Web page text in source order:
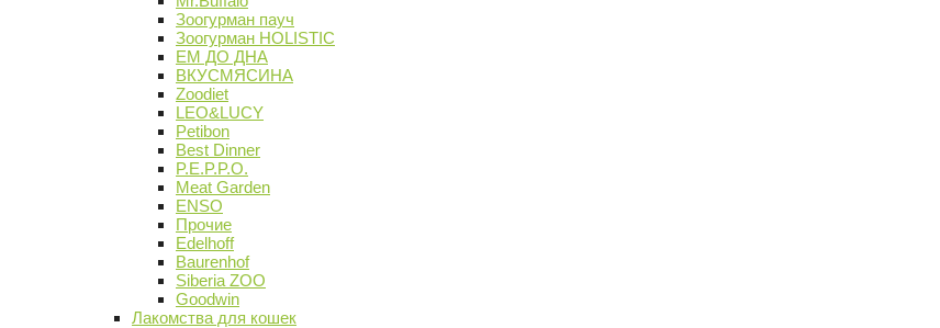
Зоогурман пауч
Зоогурман HOLISTIC
ЕМ ДО ДНА
ВКУСМЯСИНА
Zoodiet
LEO&LUCY
Petibon
Best Dinner
P.E.P.P.O.
Meat Garden
ENSO
Прочие
Edelhoff
Baurenhof
Siberia ZOO
Goodwin
Лакомства для кошек